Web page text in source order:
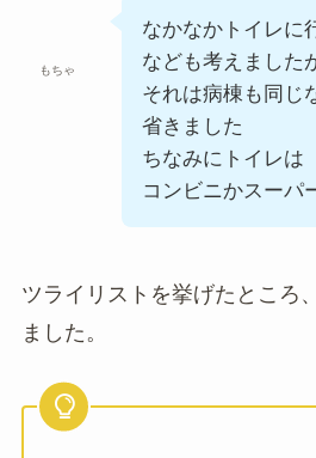
もちゃ
なかなかトイレに
なども考えました
それは病棟も同じ
省きました
ちなみにトイレは
コンビニかスーパ
ツライリストを挙げたところ
ました。